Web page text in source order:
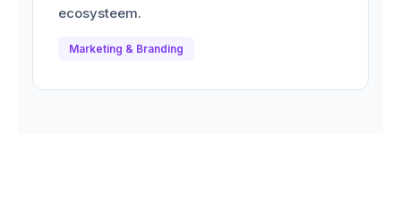
ecosysteem.
Marketing & Branding